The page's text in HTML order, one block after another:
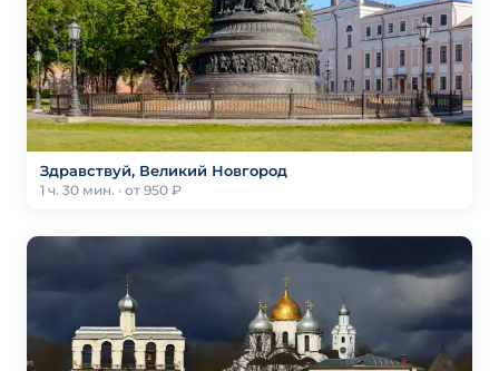
Здравствуй, Великий Новгород
1 ч. 30 мин. · от 950 ₽